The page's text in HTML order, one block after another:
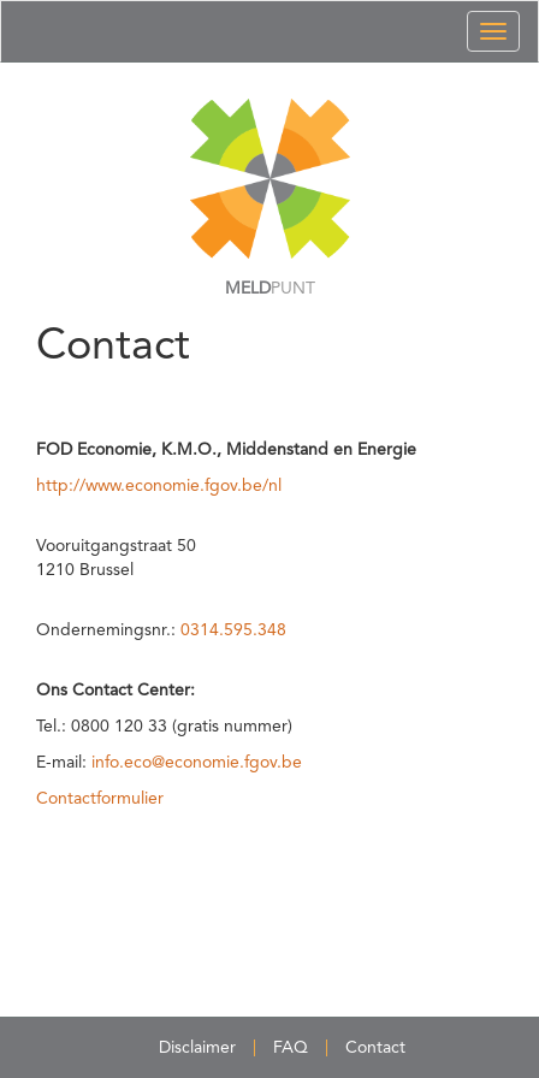
MELDPUNT
Contact
FOD Economie, K.M.O., Middenstand en Energie
http://www.economie.fgov.be/nl
Vooruitgangstraat 50
1210 Brussel
Ondernemingsnr.: 0314.595.348
Ons Contact Center:
Tel.: 0800 120 33 (gratis nummer)
E-mail: info.eco@economie.fgov.be
Contactformulier
Disclaimer FAQ Contact